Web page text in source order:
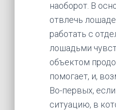
наоборот. В
отвлечь
работать с
лошадьми
объектом
помогает, и,
Во-первых,
ситуацию, в